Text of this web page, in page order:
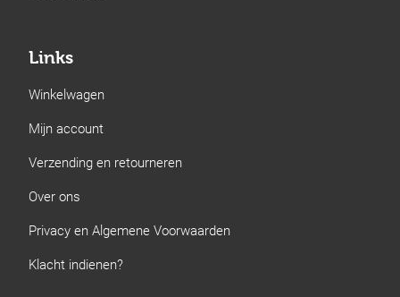
Links
Winkelwagen
Mijn account
Verzending en retourneren
Over ons
Privacy en Algemene Voorwaarden
Klacht indienen?